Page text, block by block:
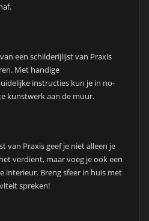
een schilderijlijst van Praxis
Met handige
instructies kun je in no-
kunstwerk aan de muur.
van Praxis geef je niet alleen je
verdient, maar voeg je ook een
interieur. Breng sfeer in huis met
spreken!